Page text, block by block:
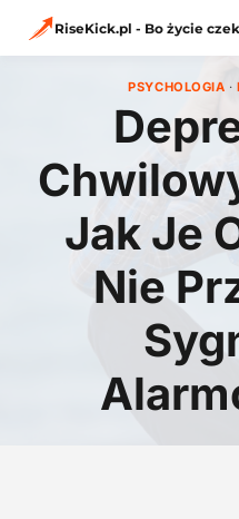
RiseKick.pl - Bo życie
PSYCHOLOGIA ·
Jak Je
Nie